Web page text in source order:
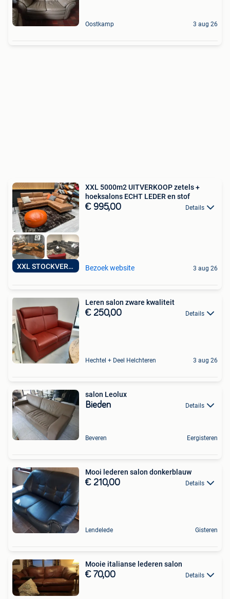
Oostkamp 3 aug 26
XXL STOCKVERKOOP
XXL 5000m2 UITVERKOOP zetels +
hoeksalons ECHT LEDER en stof
€ 995,00 Details
Bezoek website 3 aug 26
Leren salon zware kwaliteit
€ 250,00 Details
Hechtel + Deel Helchteren 3 aug 26
salon Leolux
Bieden Details
Beveren Eergisteren
Mooi lederen salon donkerblauw
€ 210,00 Details
Lendelede Gisteren
Mooie italianse lederen salon
€ 70,00 Details